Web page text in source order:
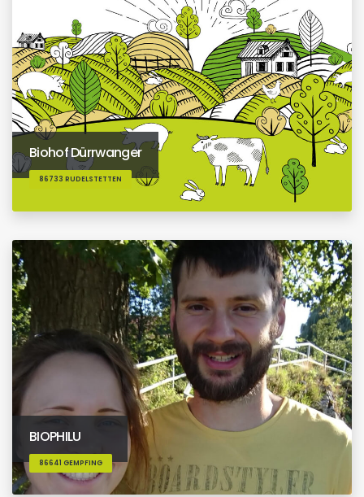
Biohof Dürrwanger
86733 RUDELSTETTEN
BIOPHILU
86641 GEMPFING